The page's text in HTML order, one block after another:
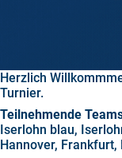
Herzlich
Turnier.
Teilnehmende
Iserlohn blau,
Hannover,